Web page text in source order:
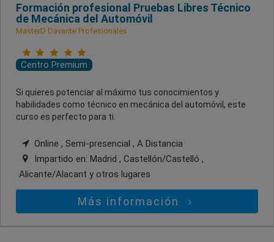
Formación profesional Pruebas Libres Técnico
de Mecánica del Automóvil
MasterD Davante Profesionales
Centro Premium
Si quieres potenciar al máximo tus conocimientos y
habilidades como técnico en mecánica del automóvil, este
curso es perfecto para ti.
Online , Semi-presencial , A Distancia
Impartido en: Madrid , Castellón/Castelló ,
Alicante/Alacant y otros lugares
Más información